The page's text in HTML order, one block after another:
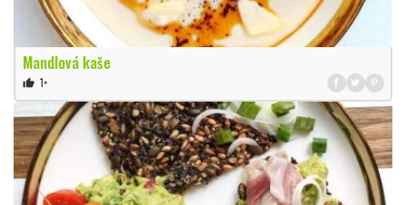
Mandlová kaše
thumb_up 1×